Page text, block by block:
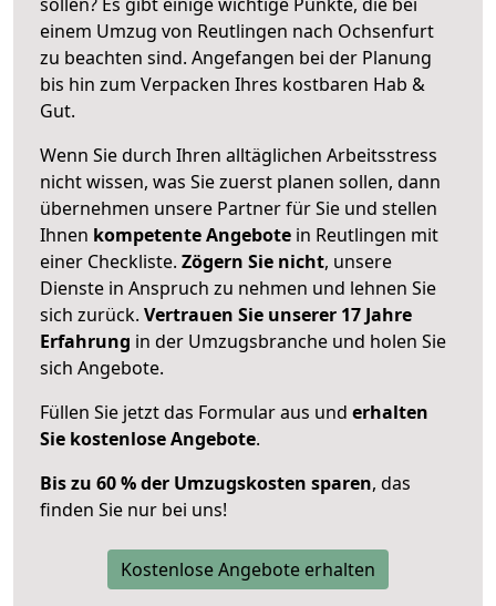
einem Umzug von Reutlingen nach Ochsenfurt
zu beachten sind. Angefangen bei der Planung
bis hin zum Verpacken Ihres kostbaren Hab &
Gut.
Wenn Sie durch Ihren alltäglichen Arbeitsstress
nicht wissen, was Sie zuerst planen sollen, dann
übernehmen unsere Partner für Sie und stellen
Ihnen kompetente Angebote in Reutlingen mit
einer Checkliste. Zögern Sie nicht, unsere
Dienste in Anspruch zu nehmen und lehnen Sie
sich zurück. Vertrauen Sie unserer 17 Jahre
Erfahrung in der Umzugsbranche und holen Sie
sich Angebote.
Füllen Sie jetzt das Formular aus und erhalten
Sie kostenlose Angebote.
Bis zu 60 % der Umzugskosten sparen, das
finden Sie nur bei uns!
Kostenlose Angebote erhalten